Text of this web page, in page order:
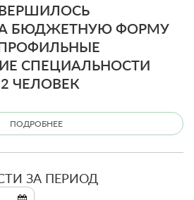
БЮДЖЕТНУЮ ФОРМУ
СПЕЦИАЛЬНОСТИ
ЧЕЛОВЕК
ПОДРОБНЕЕ
ЗА ПЕРИОД